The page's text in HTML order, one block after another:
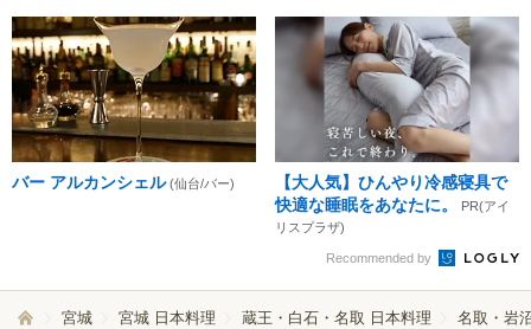
バー アルカンシェル (仙台/バー)
【大人気】ひんやり冷感寝具で
快適な睡眠をあなたに。
PR(アイ
リスプラザ)
Recommended by
宮城 宮城 日本料理 蔵王・白石・名取 日本料理 名取・岩